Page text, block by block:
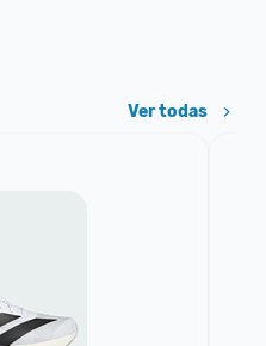
Ver todas